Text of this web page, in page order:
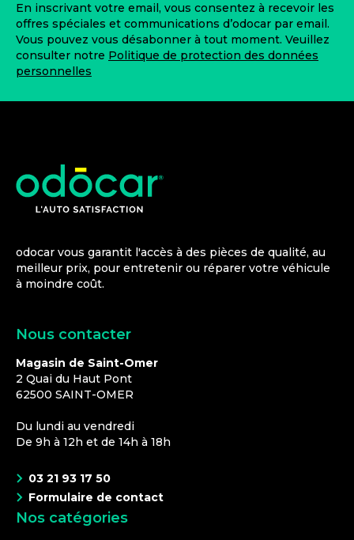
En inscrivant votre email, vous consentez à recevoir les
offres spéciales et communications d’odocar par email.
Vous pouvez vous désabonner à tout moment. Veuillez
consulter notre Politique de protection des données
personnelles
odocar vous garantit l'accès à des pièces de qualité, au
meilleur prix, pour entretenir ou réparer votre véhicule
à moindre coût.
Nous contacter
Magasin de Saint-Omer
2 Quai du Haut Pont
62500 SAINT-OMER
Du lundi au vendredi
De 9h à 12h et de 14h à 18h
03 21 93 17 50
Formulaire de contact
Nos catégories